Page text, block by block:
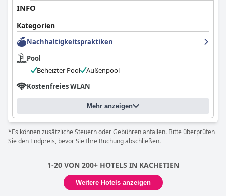
INFO
Kategorien
Nachhaltigkeitspraktiken
Pool
Beheizter Pool
Außenpool
Kostenfreies WLAN
Mehr anzeigen
*Es können zusätzliche Steuern oder Gebühren anfallen. Bitte überprüfen
Sie den Endpreis, bevor Sie Ihre Buchung abschließen.
1-20 VON 200+ HOTELS IN KACHETIEN
Weitere Hotels anzeigen